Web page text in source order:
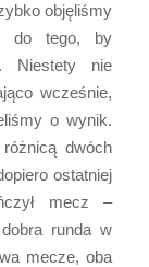
objęliśmy
do tego, by
Niestety nie
wcześnie,
o wynik.
dwóch
ostatniej
mecz –
runda w
mecze, oba